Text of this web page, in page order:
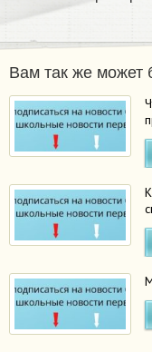
Вам так же может